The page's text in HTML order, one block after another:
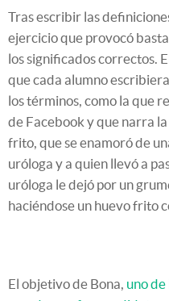
Tras escribir las
ejercicio que provocó
los significados correctos.
que cada alumno
los términos, como la que
de Facebook y que narra
frito, que se enamoró de
uróloga y a quien llevó a
uróloga le dejó por un
haciéndose un huevo frito
El objetivo de Bona, uno